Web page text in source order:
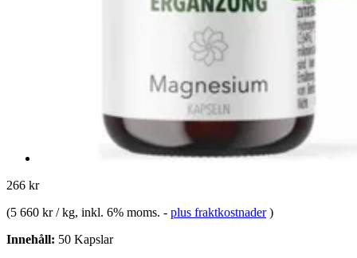
266 kr
(5 660 kr / kg, inkl. 6% moms. - plus fraktkostnader )
Innehåll: 50 Kapslar